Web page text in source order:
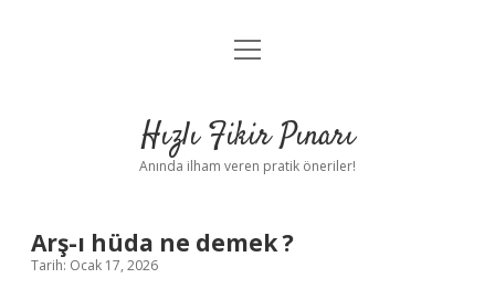
Anasayfa
Yasal Uyarı
menüyü
Hızlı Fikir Pınarı
Anında ilham veren pratik öneriler!
Arş-ı hüda ne demek ?
Tarih: Ocak 17, 2026